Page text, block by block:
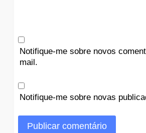
Notifique-me sobre novos
mail.
Notifique-me sobre novas